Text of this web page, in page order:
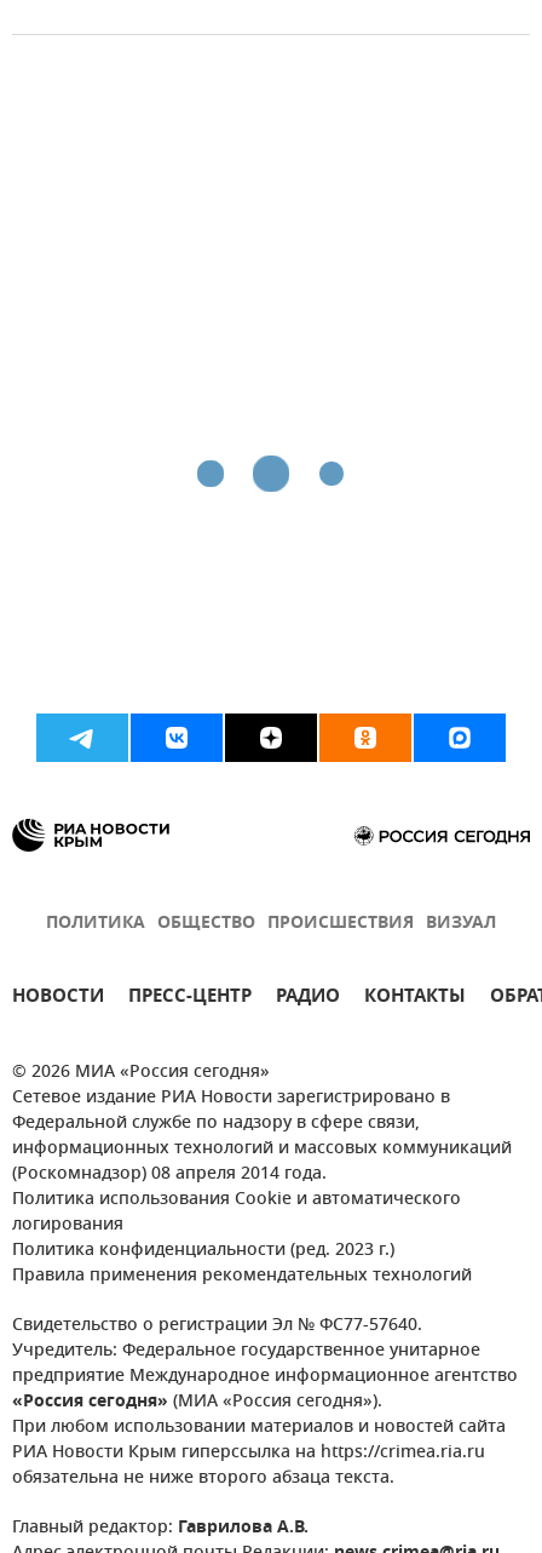
ПОЛИТИКА ОБЩЕСТВО ПРОИСШЕСТВИЯ ВИЗУАЛ
НОВОСТИ ПРЕСС-ЦЕНТР РАДИО КОНТАКТЫ
© 2026 МИА «Россия сегодня»
Сетевое издание РИА Новости зарегистрировано в
Федеральной службе по надзору в сфере связи,
информационных технологий и массовых коммуникаций
(Роскомнадзор) 08 апреля 2014 года.
Политика использования Cookie и автоматического
логирования
Политика конфиденциальности (ред. 2023 г.)
Правила применения рекомендательных технологий
Свидетельство о регистрации Эл № ФС77-57640.
Учредитель: Федеральное государственное унитарное
предприятие Международное информационное агентство
«Россия сегодня» (МИА «Россия сегодня»).
При любом использовании материалов и новостей сайта
РИА Новости Крым гиперссылка на https://crimea.ria.ru
обязательна не ниже второго абзаца текста.
Главный редактор: Гаврилова А.В.